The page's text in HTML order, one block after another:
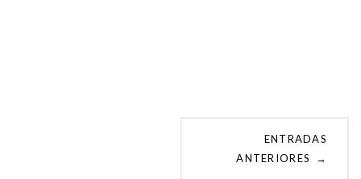
ENTRADAS
ANTERIORES
→